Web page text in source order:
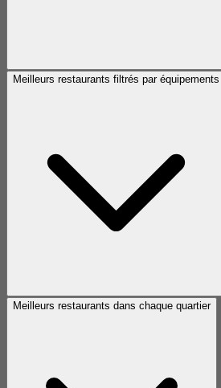
Meilleurs restaurants filtrés par équipements
Meilleurs restaurants dans chaque quartier